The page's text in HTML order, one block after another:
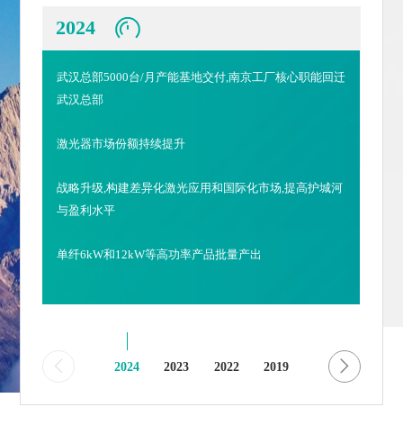
2024
武汉总部5000台/月产能基地交付,南京工厂核心职能回迁
武汉总部
激光器市场份额持续提升
战略升级,构建差异化激光应用和国际化市场,提高护城河
与盈利水平
单纤6kW和12kW等高功率产品批量产出
2024 2023 2022 2019 2018